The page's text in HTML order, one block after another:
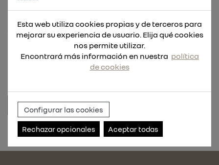
EQUIPO MOVIL DE SUMINISTRO
ANTICONGELANTE 220V
SOBRE BIDON Y CARRETE 10M + PISTOLA
DIGI
Referencia:RDC212.MOVP.04.10
Esta web utiliza cookies propias y de terceros para
mejorar su experiencia de usuario. Elija qué cookies
nos permite utilizar.
Encontrará más información en nuestra política
de cookies
Configurar las cookies
Rechazar opcionales Aceptar todas